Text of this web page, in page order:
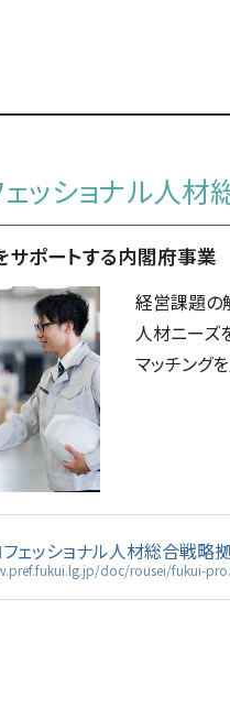
ェッショナル人
ポートする内閣府事業
経営課題の
人材ニーズ
マッチング
ェッショナル人材総合戦略
doc/rousei/fukui-